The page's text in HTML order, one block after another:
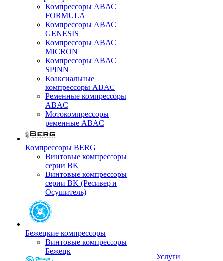
Компрессоры ABAC
FORMULA
Компрессоры ABAC
GENESIS
Компрессоры ABAC
MICRON
Компрессоры ABAC
SPINN
Коаксиальные
компрессоры ABAC
Ременные компрессоры
ABAC
Мотокомпрессоры
ременные ABAC
Компрессоры BERG
Винтовые компрессоры
серии BK
Винтовые компрессоры
серии BK (Ресивер и
Осушитель)
Бежецкие компрессоры
Винтовые компрессоры
Бежецк
Услуги